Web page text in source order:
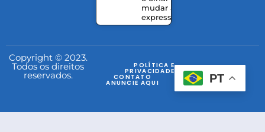
mudar a
expressão
Copyright © 2023.
Todos os direitos
reservados.
POLÍTICA E
PRIVACIDADE
CONTATO
ANUNCIE AQUI PT